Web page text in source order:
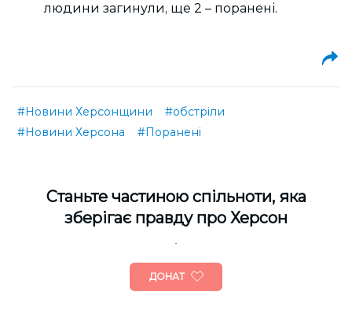
людини загинули, ще 2 – поранені.
#Новини Херсонщини
#обстріли
#Новини Херсона
#Поранені
Cтаньте частиною спільноти, яка
зберігає правду про Херсон
ДОНАТ